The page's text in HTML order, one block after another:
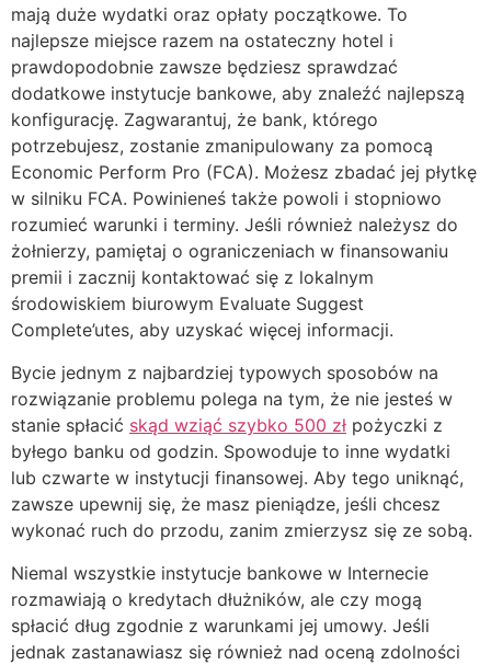
mają duże wydatki oraz opłaty początkowe. To
najlepsze miejsce razem na ostateczny hotel i
prawdopodobnie zawsze będziesz sprawdzać
dodatkowe instytucje bankowe, aby znaleźć najlepszą
konfigurację. Zagwarantuj, że bank, którego
potrzebujesz, zostanie zmanipulowany za pomocą
Economic Perform Pro (FCA). Możesz zbadać jej płytkę
w silniku FCA. Powinieneś także powoli i stopniowo
rozumieć warunki i terminy. Jeśli również należysz do
żołnierzy, pamiętaj o ograniczeniach w finansowaniu
premii i zacznij kontaktować się z lokalnym
środowiskiem biurowym Evaluate Suggest
Complete’utes, aby uzyskać więcej informacji.
Bycie jednym z najbardziej typowych sposobów na
rozwiązanie problemu polega na tym, że nie jesteś w
stanie spłacić skąd wziąć szybko 500 zł pożyczki z
byłego banku od godzin. Spowoduje to inne wydatki
lub czwarte w instytucji finansowej. Aby tego uniknąć,
zawsze upewnij się, że masz pieniądze, jeśli chcesz
wykonać ruch do przodu, zanim zmierzysz się ze sobą.
Niemal wszystkie instytucje bankowe w Internecie
rozmawiają o kredytach dłużników, ale czy mogą
spłacić dług zgodnie z warunkami jej umowy. Jeśli
jednak zastanawiasz się również nad oceną zdolności